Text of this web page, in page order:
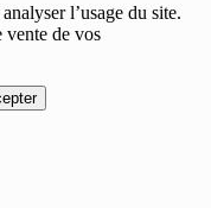
l’usage du site.
vente de vos